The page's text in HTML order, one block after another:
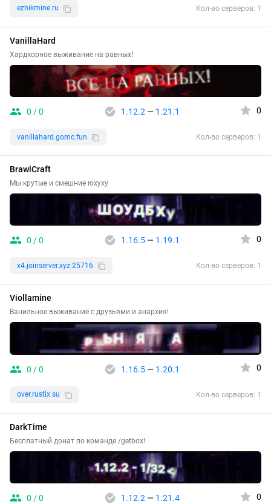
ezhikmine.ru Кол-во серверов: 1
VanillaHard
Хардкорное выживание на равных!
0 / 0 1.12.2 — 1.21.1 0
vanillahard.gomc.fun Кол-во серверов: 1
BrawlCraft
Мы крутые и смешние юхуху
0 / 0 1.16.5— 1.19.1 0
x4.joinserver.xyz:25716 Кол-во серверов: 1
Viollamine
Ванильное выживание с друзьями и анархия!
0 / 0 1.16.5— 1.20.1 0
over.rustix.su Кол-во серверов: 1
DarkTime
Бесплатный донат по команде /getbox!
0 / 0 1.12.2 — 1.21.4 0